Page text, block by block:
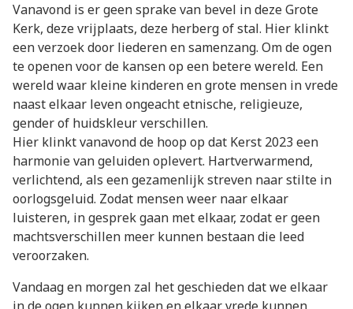
Vanavond is er geen sprake van bevel in deze Grote
Kerk, deze vrijplaats, deze herberg of stal. Hier klinkt
een verzoek door liederen en samenzang. Om de ogen
te openen voor de kansen op een betere wereld. Een
wereld waar kleine kinderen en grote mensen in vrede
naast elkaar leven ongeacht etnische, religieuze,
gender of huidskleur verschillen.
Hier klinkt vanavond de hoop op dat Kerst 2023 een
harmonie van geluiden oplevert. Hartverwarmend,
verlichtend, als een gezamenlijk streven naar stilte in
oorlogsgeluid. Zodat mensen weer naar elkaar
luisteren, in gesprek gaan met elkaar, zodat er geen
machtsverschillen meer kunnen bestaan die leed
veroorzaken.
Vandaag en morgen zal het geschieden dat we elkaar